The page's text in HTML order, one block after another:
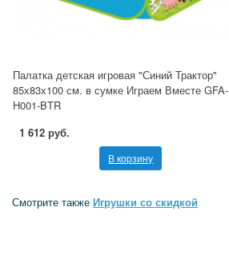
Палатка детская игровая "Синий Трактор"
85х83х100 см. в сумке Играем Вместе GFA-
H001-BTR
1 612 руб.
В корзину
Смотрите также Игрушки со скидкой